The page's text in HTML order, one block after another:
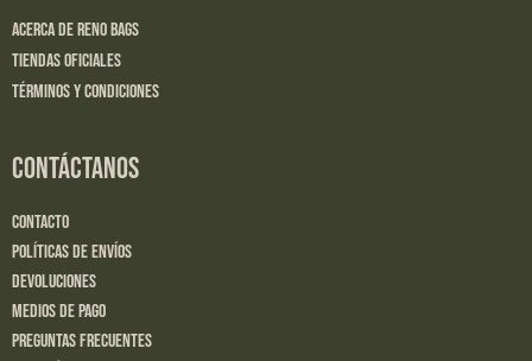
Acerca de Reno Bags
Tiendas Oficiales
Términos y Condiciones
CONTÁCTANOS
Contacto
Políticas de Envíos
Devoluciones
Medios de Pago
Preguntas Frecuentes